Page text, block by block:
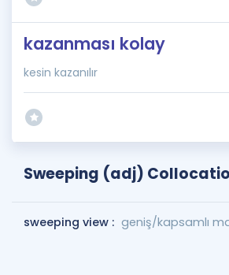
kazanması kolay
kesin kazanılır
Sweeping (adj)
sweeping view : geniş/kapsamlı